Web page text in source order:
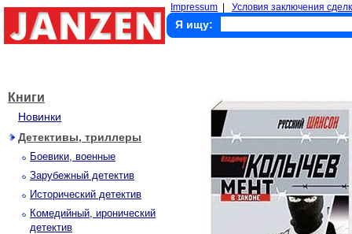
Impressum Условия заключения
Я ищу:
Книги
Новинки
Детективы, триллеры
Боевики, военные
Зарубежный детектив
Исторический детектив
Комедийный, иронический
детектив